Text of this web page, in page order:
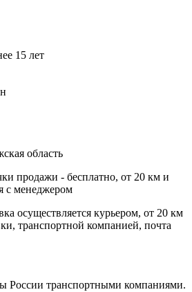
15 лет
область
продажи - бесплатно, от 20 км и
с менеджером
осуществляется курьером, от 20 км
транспортной компанией, почта
России транспортными компаниями.